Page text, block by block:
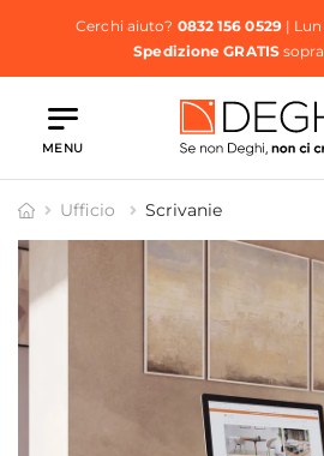
Cerchi aiuto? 0832 156 0529| Lun
Spedizione GRATIS
MENU
Ufficio Scrivanie